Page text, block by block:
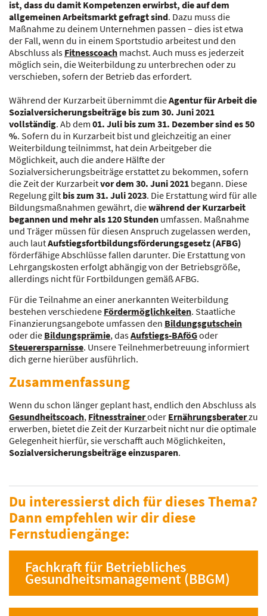
ist, dass du damit Kompetenzen erwirbst, dieauf dem
allgemeinen Arbeitsmarkt gefragt sind. Dazu muss die
Maßnahme zu deinem Unternehmen passen – dies ist etwa
der Fall, wenn du in einem Sportstudio arbeitest und den
Abschluss als Fitnesscoach machst. Auch muss es jederzeit
möglich sein, die Weiterbildung zu unterbrechen oder zu
verschieben, sofern der Betrieb das erfordert.
Während der Kurzarbeit übernimmt dieAgentur für Arbeit die
Sozialversicherungsbeiträge bis zum 30. Juni 2021
vollständig. Ab dem 01. Juli bis zum 31. Dezember sind es 50
%. Sofern du in Kurzarbeit bist und gleichzeitig an einer
Weiterbildung teilnimmst, hat dein Arbeitgeber die
Möglichkeit, auch die andere Hälfte der
Sozialversicherungsbeiträge erstattet zu bekommen, sofern
die Zeit der Kurzarbeitvor dem 30. Juni 2021 begann. Diese
Regelung gilt bis zum 31. Juli 2023. Die Erstattung wird für alle
Bildungsmaßnahmen gewährt, diewährend der Kurzarbeit
begannen und mehr als 120 Stunden umfassen. Maßnahme
und Träger müssen für diesen Anspruch zugelassen werden,
auch lautAufstiegsfortbildungsförderungsgesetz (AFBG)
förderfähige Abschlüsse fallen darunter. Die Erstattung von
Lehrgangskosten erfolgt abhängig von der Betriebsgröße,
allerdings nicht für Fortbildungen gemäß AFBG.
Für die Teilnahme an einer anerkannten Weiterbildung
bestehen verschiedene Fördermöglichkeiten. Staatliche
Finanzierungsangebote umfassen den Bildungsgutschein
oder die Bildungsprämie, dasAufstiegs-BAföGoder
Steuerersparnisse. Unsere Teilnehmerbetreuung informiert
dich gerne hierüber ausführlich.
Zusammenfassung
Wenn du schon länger geplant hast, endlich den Abschluss als
Gesundheitscoach, Fitnesstraineroder Ernährungsberaterzu
erwerben, bietet die Zeit der Kurzarbeit nicht nur die optimale
Gelegenheit hierfür, sie verschafft auch Möglichkeiten,
Sozialversicherungsbeiträge einzusparen.
Du interessierst dich für dieses Thema?
Dann empfehlen wir dir diese
Fernstudiengänge:
Fachkraft für Betriebliches
Gesundheitsmanagement (BBGM)